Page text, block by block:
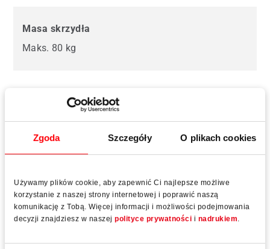
Zgoda Szczegóły O plikach cookies
Używamy plików cookie, aby zapewnić Ci najlepsze możliwe
korzystanie z naszej strony internetowej i poprawić naszą
komunikację z Tobą. Więcej informacji i możliwości podejmowania
decyzji znajdziesz w naszej polityce prywatności i nadrukiem
Masa skrzydła
Maks. 80 kg
Zgodny z PAS24
Wyposażenie dodatkowe